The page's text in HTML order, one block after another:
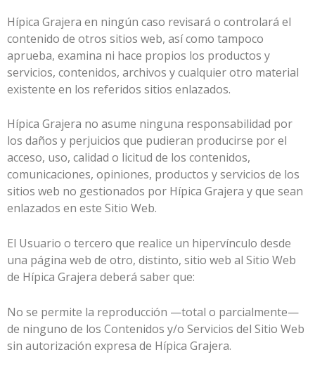
Hípica Grajera en ningún caso revisará o controlará el
contenido de otros sitios web, así como tampoco
aprueba, examina ni hace propios los productos y
servicios, contenidos, archivos y cualquier otro material
existente en los referidos sitios enlazados.
Hípica Grajera no asume ninguna responsabilidad por
los daños y perjuicios que pudieran producirse por el
acceso, uso, calidad o licitud de los contenidos,
comunicaciones, opiniones, productos y servicios de los
sitios web no gestionados por Hípica Grajera y que sean
enlazados en este Sitio Web.
El Usuario o tercero que realice un hipervínculo desde
una página web de otro, distinto, sitio web al Sitio Web
de Hípica Grajera deberá saber que:
No se permite la reproducción —total o parcialmente—
de ninguno de los Contenidos y/o Servicios del Sitio Web
sin autorización expresa de Hípica Grajera.